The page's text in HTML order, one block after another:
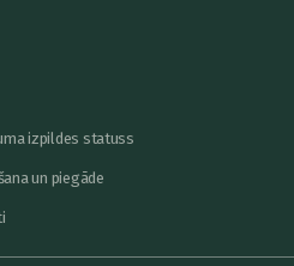
izpildes statuss
un piegāde